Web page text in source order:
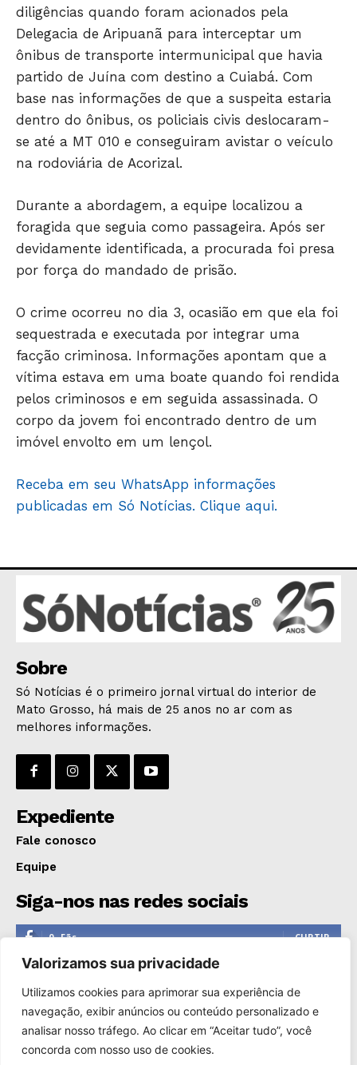
JUNTE-SE NO WHATSAPP
HOME
POLÍTICA
ESPORTES
ECONOMIA
OPINIÃO
GERAL
SAÚDE
ÚLTIMAS NOTÍCIAS
Valorizamos sua privacidade
Utilizamos cookies para aprimorar sua experiência de
navegação, exibir anúncios ou conteúdo personalizado e
analisar nosso tráfego. Ao clicar em “Aceitar tudo”, você
concorda com nosso uso de cookies.
diligências quando foram acionados pela
Delegacia de Aripuanã para interceptar um
ônibus de transporte intermunicipal que havia
partido de Juína com destino a Cuiabá. Com
base nas informações de que a suspeita estaria
dentro do ônibus, os policiais civis deslocaram-
se até a MT 010 e conseguiram avistar o veículo
na rodoviária de Acorizal.
Durante a abordagem, a equipe localizou a
foragida que seguia como passageira. Após ser
devidamente identificada, a procurada foi presa
por força do mandado de prisão.
O crime ocorreu no dia 3, ocasião em que ela foi
sequestrada e executada por integrar uma
facção criminosa. Informações apontam que a
vítima estava em uma boate quando foi rendida
pelos criminosos e em seguida assassinada. O
corpo da jovem foi encontrado dentro de um
imóvel envolto em um lençol.
Receba em seu WhatsApp informações
publicadas em Só Notícias. Clique aqui.
Sobre
Só Notícias é o primeiro jornal virtual do interior de
Mato Grosso, há mais de 25 anos no ar com as
melhores informações.
Expediente
Fale conosco
Equipe
Siga-nos nas redes sociais
0 Fãs CURTIR
0 Seguidores
1,110 Seguidores SEGUIR
0 Inscritos INSCREVER